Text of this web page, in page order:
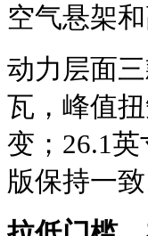
空气悬架
动力层面
瓦，峰值
变；26.1
版保持一致